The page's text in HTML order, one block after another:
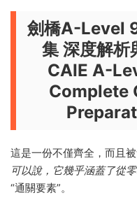
劍橋A-Level
集 深度解
CAIE A-
Complete
這是一份不僅齊全，而且
可以說，它幾乎涵蓋了從
“通關要素”。